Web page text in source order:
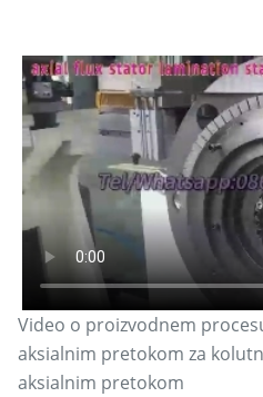
Video o proizvodnem
aksialnim pretokom za
aksialnim pretokom